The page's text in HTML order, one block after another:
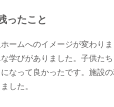
ったこと
ームへのイメージが変わり
学びがありました。子供た
なって良かったです。施設
した。